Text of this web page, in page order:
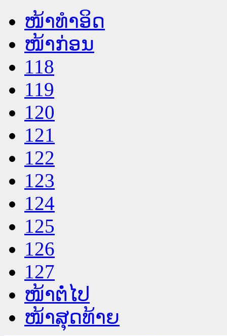
ໜ້າທໍາອິດ
ໜ້າກ່ອນ
118
119
120
121
122
123
124
125
126
127
ໜ້າຕໍ່ໄປ
ໜ້າສຸດທ້າຍ